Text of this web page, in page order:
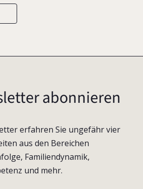
abonnieren
erfahren Sie ungefähr vier
aus den Bereichen
Familiendynamik,
und mehr.